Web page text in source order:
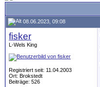
08.06.2023, 09:08
fisker
L-Wels King
Registriert seit: 11.04.2003
Ort: Brokstedt
Beiträge: 526